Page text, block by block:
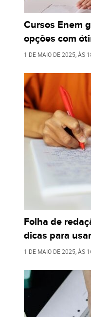
Cursos Enem
opções com
1 DE MAIO DE 2025 , ÀS
Folha de
dicas para
1 DE MAIO DE 2025 , ÀS